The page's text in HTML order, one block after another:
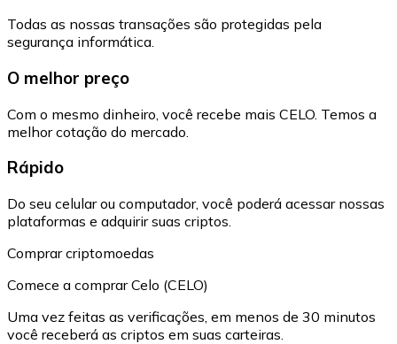
Todas as nossas transações são protegidas pela
segurança informática.
O melhor preço
Com o mesmo dinheiro, você recebe mais CELO. Temos a
melhor cotação do mercado.
Rápido
Do seu celular ou computador, você poderá acessar nossas
plataformas e adquirir suas criptos.
Comprar criptomoedas
Comece a comprar Celo (CELO)
Uma vez feitas as verificações, em menos de 30 minutos
você receberá as criptos em suas carteiras.